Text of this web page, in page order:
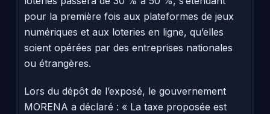
pour la première fois aux plateformes de jeux
numériques et aux loteries en ligne, qu’elles
soient opérées par des entreprises nationales
ou étrangères.
Lors du dépôt de l’exposé, le gouvernement
MORENA a déclaré : « La taxe proposée est